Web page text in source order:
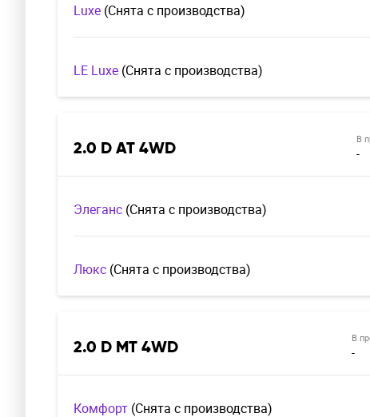
Luxe (Cнята с производства)
LE Luxe (Cнята с производства)
2.0 D AT 4WD В
-
Элеганс (Cнята с производства)
Люкс (Cнята с производства)
2.0 D MT 4WD В
-
Комфорт (Cнята с производства)